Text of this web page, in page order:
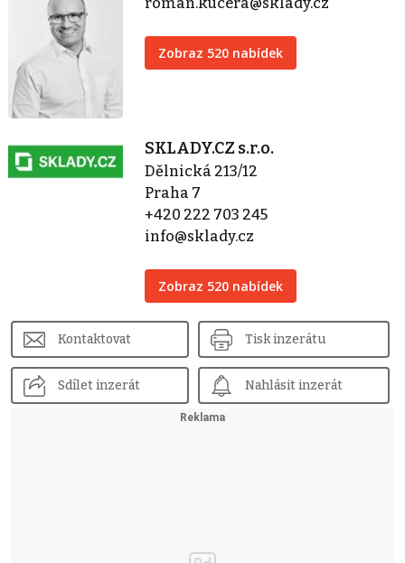
Zobraz 520 nabídek
SKLADY.CZ s.r.o.
Dělnická 213/12
Praha 7
+420 222 703 245
info@sklady.cz
Zobraz 520 nabídek
Kontaktovat Tisk inzerátu
Sdílet inzerát Nahlásit inzerát